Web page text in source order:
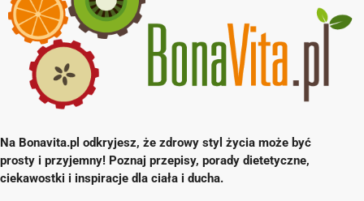
Na Bonavita.pl odkryjesz, że zdrowy styl życia może być
prosty i przyjemny! Poznaj przepisy, porady dietetyczne,
ciekawostki i inspiracje dla ciała i ducha.